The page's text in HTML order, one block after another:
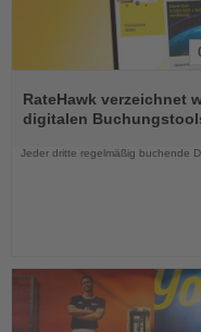
Sie
die
Nachrichten
RateHawk verzeichnet
digitalen
Jeder dritte regelmäßig buchende